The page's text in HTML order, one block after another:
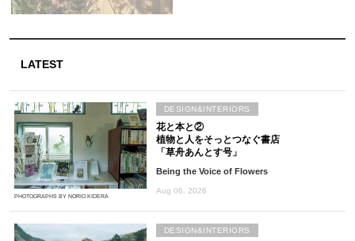
LATEST
PHOTOGRAPHS BY NORIO KIDERA
花と本と②
植物と人をそっとつなぐ書店
「草舟あんとす号」
Being the Voice of Flowers
Aug 06, 2026
DESIGN&INTERIORS
DESIGN&INTERIORS